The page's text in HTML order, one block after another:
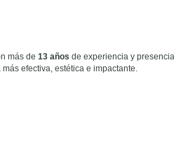
más de 13 años de experiencia y
efectiva, estética e impactante.